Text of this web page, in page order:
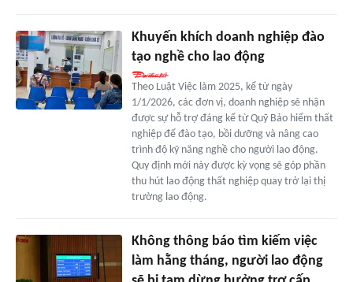
Khuyến khích doanh nghiệp đào
tạo nghề cho lao động
Theo Luật Việc làm 2025, kể từ ngày
1/1/2026, các đơn vị, doanh nghiệp sẽ nhận
được sự hỗ trợ đáng kể từ Quỹ Bảo hiểm thất
nghiệp để đào tạo, bồi dưỡng và nâng cao
trình độ kỹ năng nghề cho người lao động.
Quy định mới này được kỳ vọng sẽ góp phần
thu hút lao động thất nghiệp quay trở lại thị
trường lao động.
Không thông báo tìm kiếm việc
làm hằng tháng, người lao động